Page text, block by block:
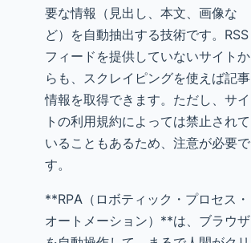
要な情報（見出し、本文、画像な
ど）を自動抽出する技術です。RSS
フィードを提供していないサイトか
らも、スクレイピングを使えば記事
情報を取得できます。ただし、サイ
トの利用規約によっては禁止されて
いることもあるため、注意が必要で
す。
**RPA（ロボティック・プロセス・
オートメーション）**は、ブラウザ